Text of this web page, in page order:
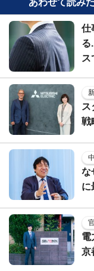
仕
る
ス
ス
戦
な
に
電
京